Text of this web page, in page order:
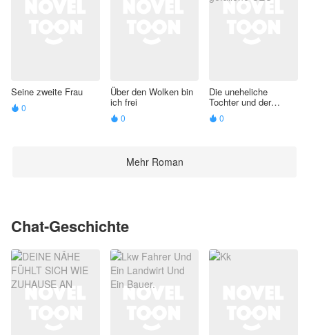
Seine zweite Frau
 0
Über den Wolken bin
ich frei
 0
Die uneheliche
Tochter und der
gefallene CEO
 0
Mehr Roman
Chat-Geschichte